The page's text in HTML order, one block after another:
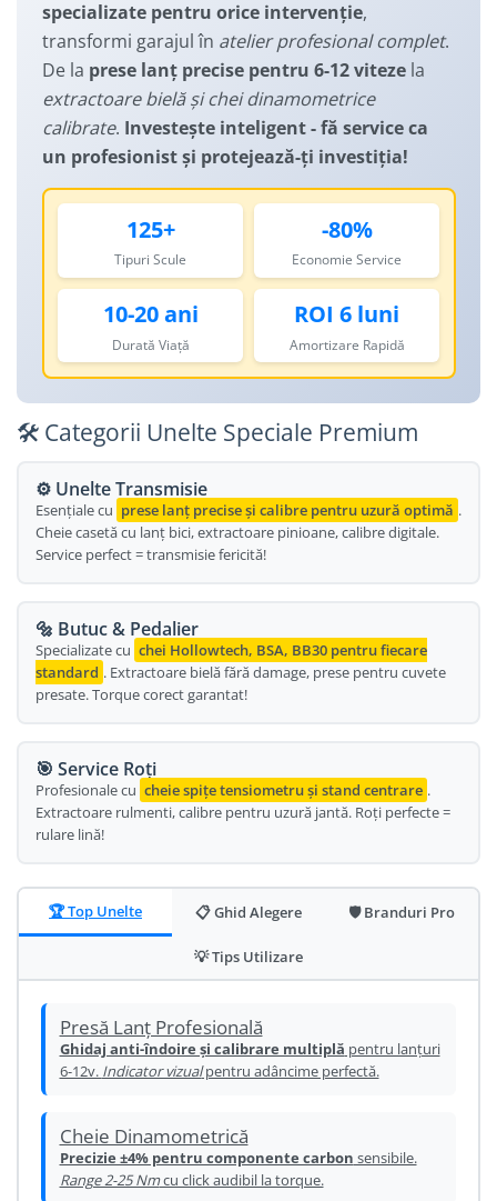
Lumini Spate
Cosuri pentru Biciclete
Ghidoline
Huse Șa
Mansoane
Pedale
Accesorii Pedale
Borsete si Genti
Protectii Cadru
Antifurturi
Suport bidon si bidon
Aparatori noroi
Oglinda
Pompe
Diverse
Accesorii Remorca
Roti ajutatoare
Transport si Depozitare
Lanturi
ZA Missinglink
Solutii Tubeless
Spacere/Axe Butuci/Rulmenti
Cabluri
Camere de bicicleta
Accesorii Camere
Capete Cablu si Manta
Accesorii Frane Hidraulice
Distantiere
Thru Axle
Saboti Frana
Roti Fata
Roti Spate
Set Roti
Suspensii Spate
Schimbator Pinioane
Schimbator Foi
Etrier frana
Jante
Ureche cadru
Disc frana
Cuvete
Monobloc
Manusi
Ochelari
specializate pentru orice intervenție,
transformi garajul în atelier profesional complet.
De la prese lanț precise pentru 6-12 vitezela
extractoare bielă și chei dinamometrice
calibrate. Investește inteligent - fă service ca
un profesionist și protejează-ți investiția!
125+
Tipuri Scule
-80%
Economie Service
10-20 ani
Durată Viață
ROI 6 luni
Amortizare Rapidă
🛠️ Categorii Unelte Speciale Premium
⚙️ Unelte Transmisie
Esențiale cu prese lanț precise și calibre pentru uzură optimă .
Cheie casetă cu lanț bici, extractoare pinioane, calibre digitale.
Service perfect = transmisie fericită!
🔩 Butuc & Pedalier
Specializate cu chei Hollowtech, BSA, BB30 pentru fiecare
standard . Extractoare bielă fără damage, prese pentru cuvete
presate. Torque corect garantat!
🎯 Service Roți
Profesionale cu cheie spițe tensiometru și stand centrare .
Extractoare rulmenti, calibre pentru uzură jantă. Roți perfecte =
rulare lină!
🏆 Top Unelte 📋 Ghid Alegere 🛡️ Branduri Pro
💡 Tips Utilizare
Presă Lanț Profesională
Ghidaj anti-îndoire și calibrare multiplă pentru lanțuri
6-12v. Indicator vizualpentru adâncime perfectă.
Cheie Dinamometrică
Precizie ±4% pentru componente carbon sensibile.
Range 2-25 Nmcu click audibil la torque.